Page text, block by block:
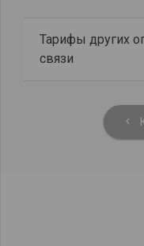
Тарифы других
связи
keyboard_arrow_left